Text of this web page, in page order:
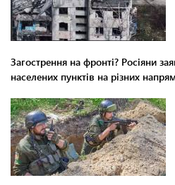
Загострення на фронті? Росіяни
населених пунктів на різних